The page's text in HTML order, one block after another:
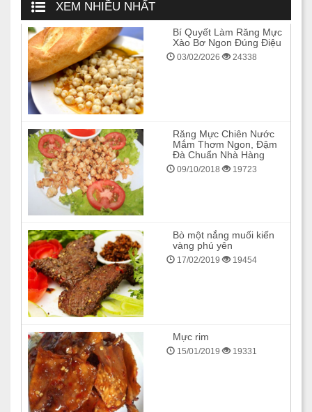
XEM NHIỀU NHẤT
Bí Quyết Làm Răng Mực
Xào Bơ Ngon Đúng Điệu
03/02/2026 24338
Răng Mực Chiên Nước
Mắm Thơm Ngon, Đậm
Đà Chuẩn Nhà Hàng
09/10/2018 19723
Bò một nắng muối kiến
vàng phú yên
17/02/2019 19454
Mực rim
15/01/2019 19331